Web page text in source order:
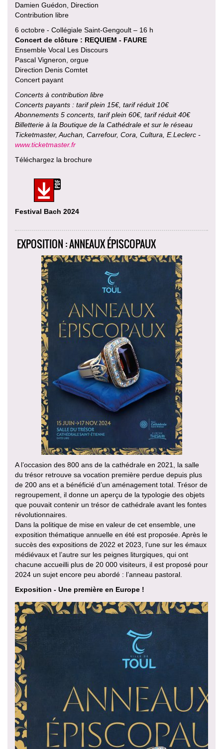
Damien Guédon, Direction
Contribution libre
6 octobre - Collégiale Saint-Gengoult – 16 h
Concert de clôture : REQUIEM - FAURE
Ensemble Vocal Les Discours
Pascal Vigneron, orgue
Direction Denis Comtet
Concert payant
Concerts à contribution libre
Concerts payants : tarif plein 15€, tarif réduit 10€
Abonnements 5 concerts, tarif plein 60€, tarif réduit 40€
Billetterie à la Boutique de la Cathédrale et sur le réseau
Ticketmaster, Auchan, Carrefour, Cora, Cultura, E.Leclerc -
www.ticketmaster.fr
Téléchargez la brochure
Festival Bach 2024
EXPOSITION : ANNEAUX ÉPISCOPAUX
A l’occasion des 800 ans de la cathédrale en 2021, la salle
du trésor retrouve sa vocation première perdue depuis plus
de 200 ans et a bénéficié d’un aménagement total. Trésor de
regroupement, il donne un aperçu de la typologie des objets
que pouvait contenir un trésor de cathédrale avant les fontes
révolutionnaires.
Dans la politique de mise en valeur de cet ensemble, une
exposition thématique annuelle en été est proposée. Après le
succès des expositions de 2022 et 2023, l’une sur les émaux
médiévaux et l’autre sur les peignes liturgiques, qui ont
chacune accueilli plus de 20 000 visiteurs, il est proposé pour
2024 un sujet encore peu abordé : l’anneau pastoral.
Exposition - Une première en Europe !